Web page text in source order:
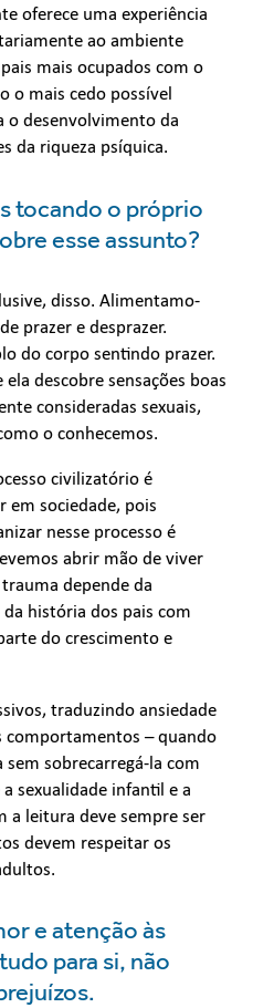
oferece uma experiência
ao ambiente
mais ocupados com o
o mais cedo possível
o desenvolvimento da
da riqueza psíquica.
tocando o próprio
esse assunto?
disso. Alimentamo-
prazer e desprazer.
do corpo sentindo prazer.
descobre sensações boas
consideradas sexuais,
o conhecemos.
civilizatório é
em sociedade, pois
nesse processo é
abrir mão de viver
depende da
história dos pais com
do crescimento e
traduzindo ansiedade
comportamentos – quando
sobrecarregá-la com
sexualidade infantil e a
a leitura deve sempre ser
devem respeitar os
e atenção às
para si, não